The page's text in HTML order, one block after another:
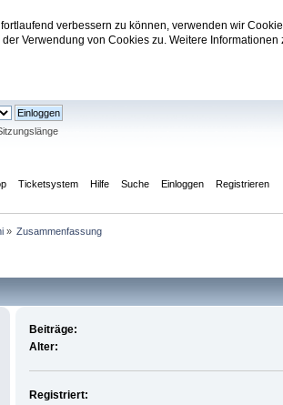
verbessern zu können, verwenden wir
Verwendung von Cookies zu. Weitere
Ticketsystem Hilfe Suche Einloggen Registrieren
» Zusammenfassung
Beiträge:
Alter:
Registriert: